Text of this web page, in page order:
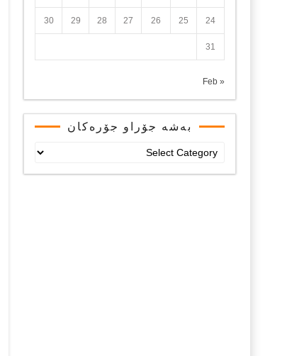
24
25
26
27
28
29
30
31
« Feb
بەشە جۆراو جۆرەکان
جۆرەکان